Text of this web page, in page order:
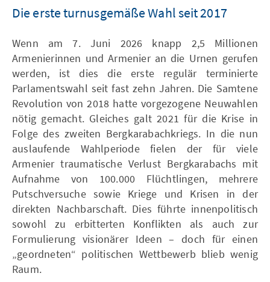
Die erste turnusgemäße Wahl seit 2017
Wenn am 7. Juni 2026 knapp 2,5 Millionen
Armenierinnen und Armenier an die Urnen gerufen
werden, ist dies die erste regulär terminierte
Parlamentswahl seit fast zehn Jahren. Die Samtene
Revolution von 2018 hatte vorgezogene Neuwahlen
nötig gemacht. Gleiches galt 2021 für die Krise in
Folge des zweiten Bergkarabachkriegs. In die nun
auslaufende Wahlperiode fielen der für viele
Armenier traumatische Verlust Bergkarabachs mit
Aufnahme von 100.000 Flüchtlingen, mehrere
Putschversuche sowie Kriege und Krisen in der
direkten Nachbarschaft. Dies führte innenpolitisch
sowohl zu erbitterten Konflikten als auch zur
Formulierung visionärer Ideen – doch für einen
„geordneten“ politischen Wettbewerb blieb wenig
Raum.